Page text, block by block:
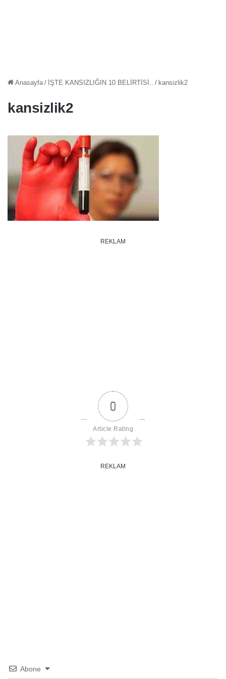
Anasayfa / İŞTE KANSIZLIĞIN 10 BELİRTİSİ.. / kansizlik2
kansizlik2
REKLAM
0
Article Rating
REKLAM
Abone